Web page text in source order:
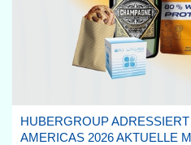
HUBERGROUP
AMERICAS 2026 AKTUELLE